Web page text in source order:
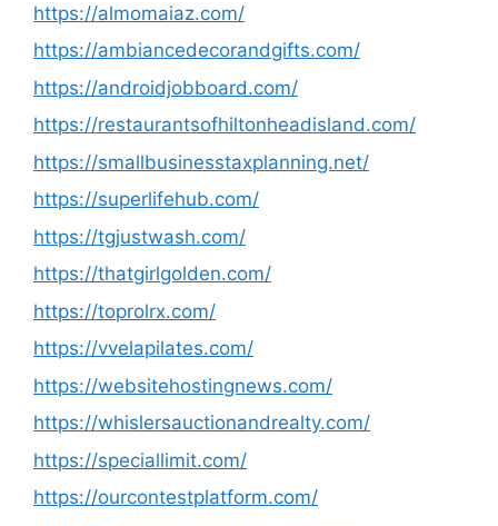
https://almomaiaz.com/
https://ambiancedecorandgifts.com/
https://androidjobboard.com/
https://restaurantsofhiltonheadisland.com/
https://smallbusinesstaxplanning.net/
https://superlifehub.com/
https://tgjustwash.com/
https://thatgirlgolden.com/
https://toprolrx.com/
https://vvelapilates.com/
https://websitehostingnews.com/
https://whislersauctionandrealty.com/
https://speciallimit.com/
https://ourcontestplatform.com/